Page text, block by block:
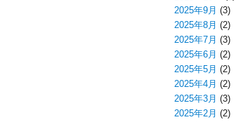
2025年9月 (3)
2025年8月 (2)
2025年7月 (3)
2025年6月 (2)
2025年5月 (2)
2025年4月 (2)
2025年3月 (3)
2025年2月 (2)